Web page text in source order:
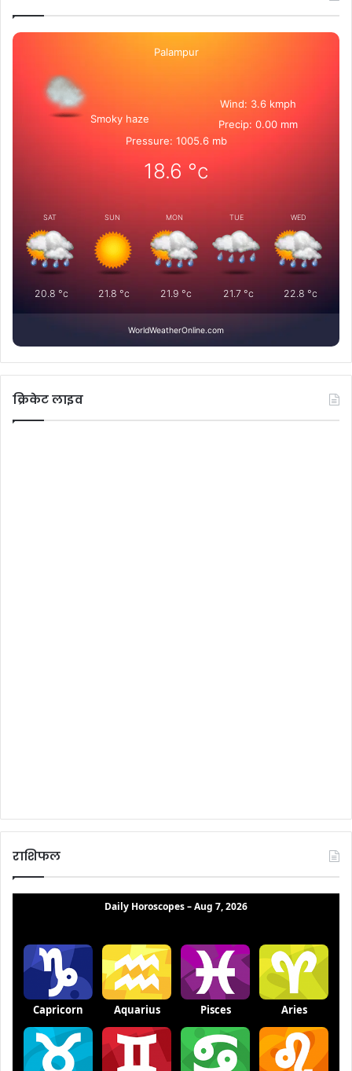
Palampur
Smoky haze
Wind: 3.6 kmph
Precip: 0.00 mm
Pressure: 1005.6 mb
18.6 °c
SAT
20.8 °c
SUN
21.8 °c
MON
21.9 °c
TUE
21.7°c
WED
22.8 °c
WorldWeatherOnline.com
क्रिकेट लाइव
राशिफल